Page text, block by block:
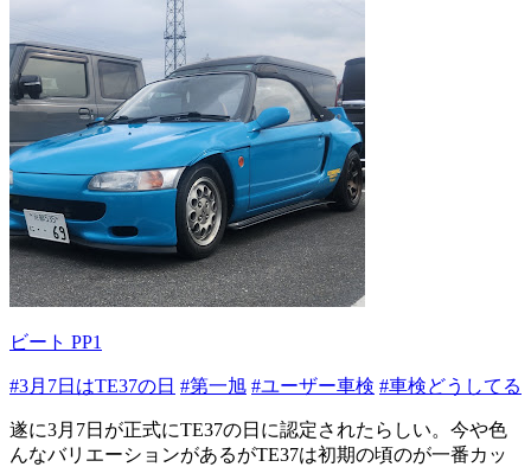
ビート PP1
#3月7日はTE37の日 #第一旭 #ユーザー車検 #車検どうしてる
遂に3月7日が正式にTE37の日に認定されたらしい。今や色
んなバリエーションがあるがTE37は初期の頃のが一番カッ